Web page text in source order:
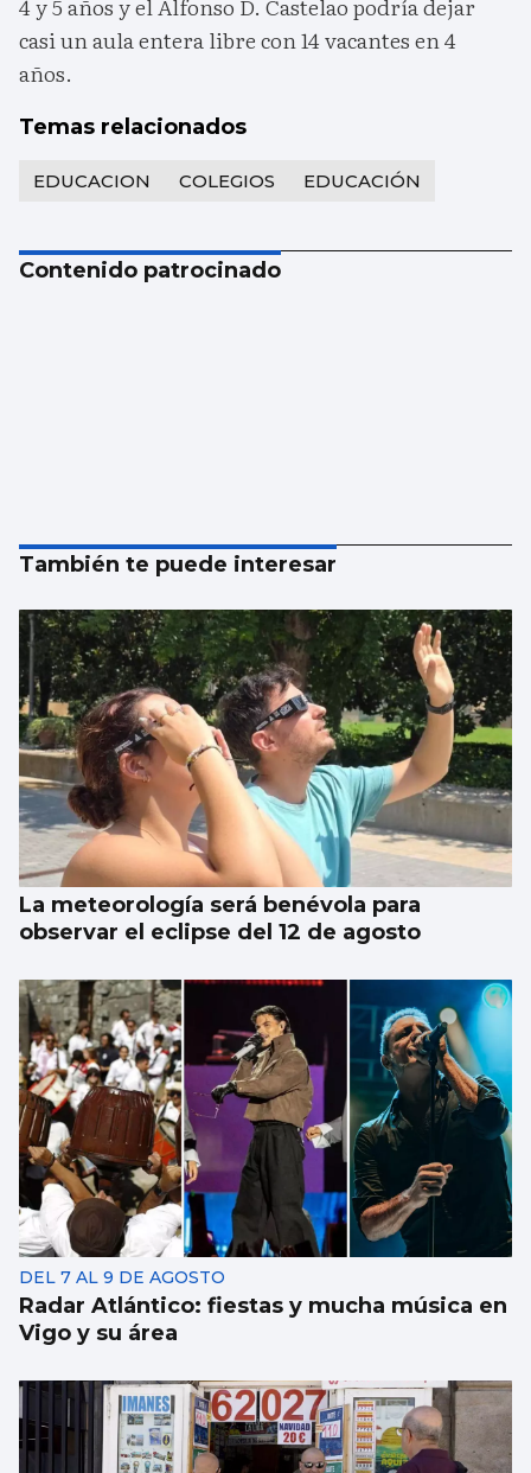
4 y 5 años y el Alfonso D. Castelao podría dejar
casi un aula entera libre con 14 vacantes en 4
años.
Temas relacionados
EDUCACION COLEGIOS EDUCACIÓN
Contenido patrocinado
También te puede interesar
La meteorología será benévola para
observar el eclipse del 12 de agosto
DEL 7 AL 9 DE AGOSTO
Radar Atlántico: fiestas y mucha música en
Vigo y su área